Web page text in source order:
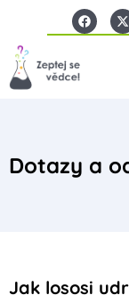
Dotazy a
Jak lososi